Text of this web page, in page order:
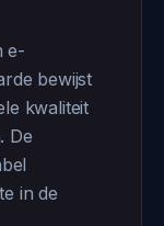
e-
bewijst
kwaliteit
De
in de